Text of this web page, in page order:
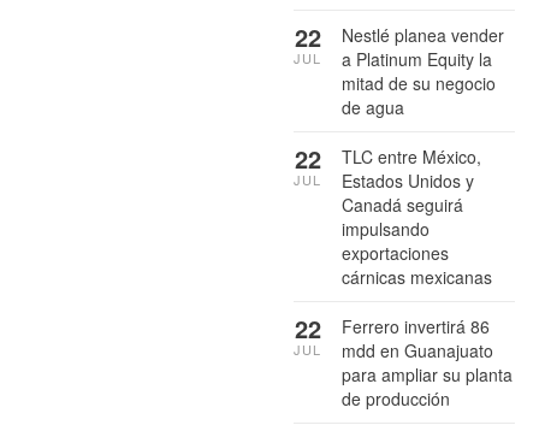
Nestlé planea vender
a Platinum Equity la
mitad de su negocio
de agua
22
JUL
TLC entre México,
Estados Unidos y
Canadá seguirá
impulsando
exportaciones
cárnicas mexicanas
22
JUL
Ferrero invertirá 86
mdd en Guanajuato
para ampliar su planta
de producción
22
JUL